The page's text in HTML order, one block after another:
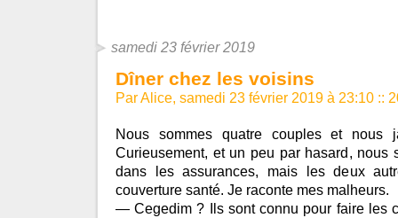
samedi 23 février 2019
Dîner chez les voisins
Par Alice, samedi 23 février 2019 à 23:10 ::
Nous sommes quatre couples et nous
Curieusement, et un peu par hasard, nous
dans les assurances, mais les deux
couverture santé. Je raconte mes malheurs.
— Cegedim ? Ils sont connu pour faire les